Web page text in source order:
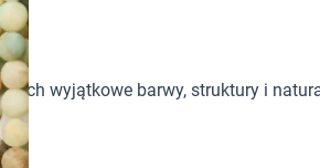
Ich wyjątkowe barwy, struktury i